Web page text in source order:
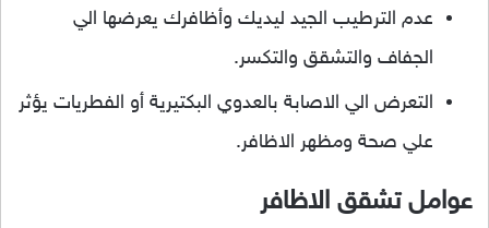
عدم الترطيب الجيد ليديك وأظافرك يعرضها الي
الجفاف والتشقق والتكسر.
التعرض الي الاصابة بالعدوي البكتيرية أو الفطريات يؤثر
علي صحة ومظهر الاظافر.
عوامل تشقق الاظافر